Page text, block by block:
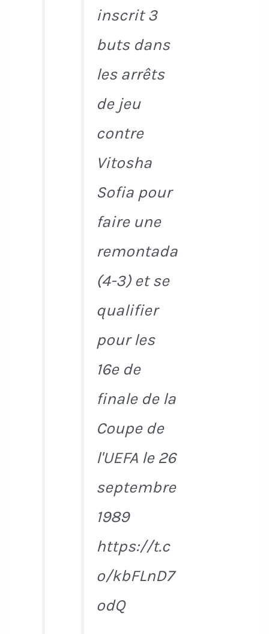
inscrit 3
buts dans
les arrêts
de jeu
contre
Vitosha
Sofia pour
faire une
remontada
(4-3) et se
qualifier
pour les
16e de
finale de la
Coupe de
l'UEFA le 26
septembre
1989
https://t.c
o/kbFLnD7
odQ